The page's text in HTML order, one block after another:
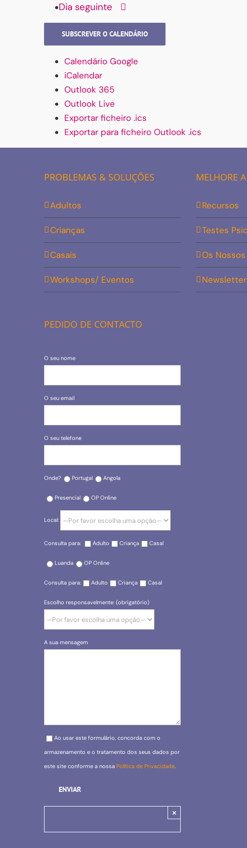
Dia seguinte
SUBSCREVER O CALENDÁRIO
Calendário Google
iCalendar
Outlook 365
Outlook Live
Exportar ficheiro .ics
Exportar para ficheiro Outlook .ics
PROBLEMAS & SOLUÇÕES
Adultos
Crianças
Casais
Workshops/ Eventos
PEDIDO DE CONTACTO
O seu nome
O seu email
O seu telefone
Onde? Portugal Angola
Presencial OP Online
Local:
Consulta para: Adulto Criança Casal
Luanda OP Online
Consulta para: Adulto Criança Casal
Escolho responsavelmente: (obrigatório)
A sua mensagem
Please leave this field empty.
Ao usar este formulário, concorda com o
armazenamento e o tratamento dos seus dados por
este site conforme a nossa Política de Privacidade.
×
MELHORE
Recursos
Testes
Os